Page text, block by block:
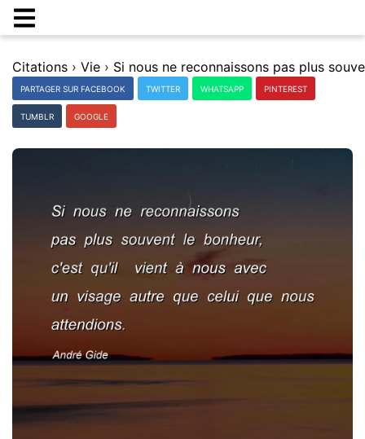
Citations › Vie ›
PARTAGER SUR FACEBOOK TWITTER WHATSAPP PINTEREST
TUMBLR GOOGLE